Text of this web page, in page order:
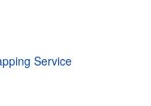
Service